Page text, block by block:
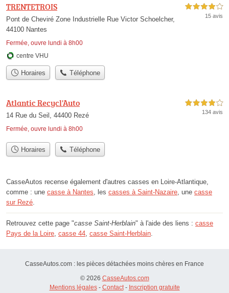
TRENTETROIS
Pont de Cheviré Zone Industrielle Rue Victor Schoelcher,
44100 Nantes
Fermée, ouvre lundi à 8h00
4,0 étoiles sur 5
15 avis
centre VHU
Horaires Téléphone
Atlantic Recycl'Auto
14 Rue du Seil, 44400 Rezé
Fermée, ouvre lundi à 8h00
4,0 étoiles sur 5
134 avis
Horaires Téléphone
CasseAutos recense également d'autres casses en Loire-Atlantique,
comme : une casse à Nantes, les casses à Saint-Nazaire, une casse
sur Rezé.
Retrouvez cette page "casse Saint-Herblain" à l'aide des liens : casse
Pays de la Loire, casse 44, casse Saint-Herblain.
CasseAutos.com : les pièces détachées moins chères en France
© 2026 CasseAutos.com
Mentions légales- Contact- Inscription gratuite